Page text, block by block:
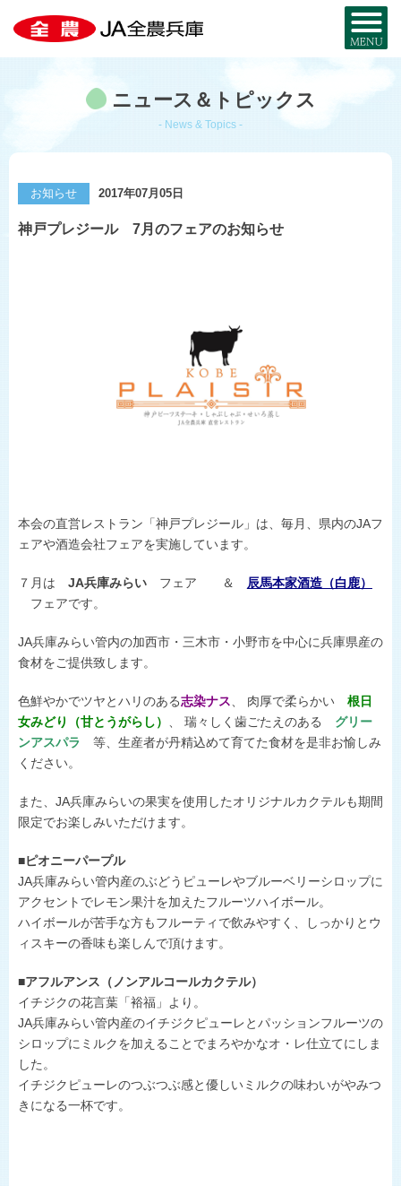
JA全農兵庫とは？
事業内容
組織概要
部署・事業所
兵庫の農を知る
兵庫の特産品MAP
米と麦
ひょうごの野菜や花
世界の舌を魅了
地理的表示の登録
おいしい話
お取り寄せ
暮らし・サービス
リノベーション
ニュース＆トピックス
- News & Topics -
お知らせ 2017年07月05日
神戸プレジール 7月のフェアのお知らせ
本会の直営レストラン「神戸プレジール」は、毎月、県内のJAフ
ェアや酒造会社フェアを実施しています。
７月は JA兵庫みらい フェア ＆ 辰馬本家酒造（白鹿）
フェアです。
JA兵庫みらい管内の加西市・三木市・小野市を中心に兵庫県産の
食材をご提供致します。
色鮮やかでツヤとハリのある志染ナス、 肉厚で柔らかい 根日
女みどり（甘とうがらし） 、 瑞々しく歯ごたえのある グリー
ンアスパラ
等、生産者が丹精込めて育てた食材を是非お愉しみ
ください。
また、JA兵庫みらいの果実を使用したオリジナルカクテルも期間
限定でお楽しみいただけます。
■ピオニーパープル
JA兵庫みらい管内産のぶどうピューレやブルーベリーシロップに
アクセントでレモン果汁を加えたフルーツハイボール。
ハイボールが苦手な方もフルーティで飲みやすく、しっかりとウ
ィスキーの香味も楽しんで頂けます。
■アフルアンス（ノンアルコールカクテル）
イチジクの花言葉「裕福」より。
JA兵庫みらい管内産のイチジクピューレとパッションフルーツの
シロップにミルクを加えることでまろやかなオ・レ仕立てにしま
した。
イチジクピューレのつぶつぶ感と優しいミルクの味わいがやみつ
きになる一杯です。